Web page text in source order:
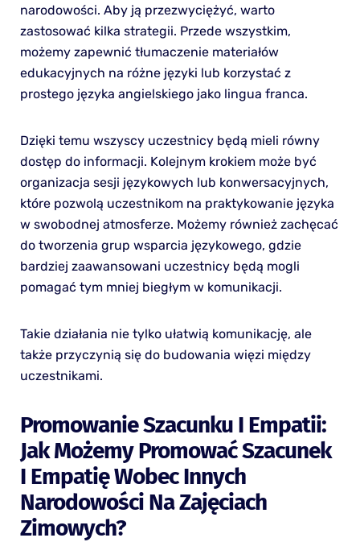
narodowości. Aby ją przezwyciężyć, warto
zastosować kilka strategii. Przede wszystkim,
możemy zapewnić tłumaczenie materiałów
edukacyjnych na różne języki lub korzystać z
prostego języka angielskiego jako lingua franca.
Dzięki temu wszyscy uczestnicy będą mieli równy
dostęp do informacji. Kolejnym krokiem może być
organizacja sesji językowych lub konwersacyjnych,
które pozwolą uczestnikom na praktykowanie języka
w swobodnej atmosferze. Możemy również zachęcać
do tworzenia grup wsparcia językowego, gdzie
bardziej zaawansowani uczestnicy będą mogli
pomagać tym mniej biegłym w komunikacji.
Takie działania nie tylko ułatwią komunikację, ale
także przyczynią się do budowania więzi między
uczestnikami.
Promowanie Szacunku I Empatii:
Jak Możemy Promować Szacunek
I Empatię Wobec Innych
Narodowości Na Zajęciach
Zimowych?